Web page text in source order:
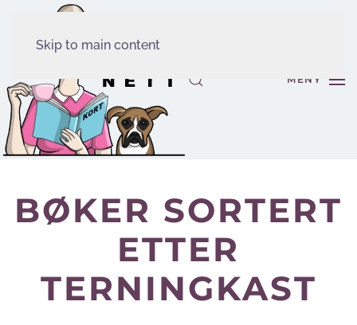
Skip to main content
MENY
BØKER SORTERT
ETTER
TERNINGKAST